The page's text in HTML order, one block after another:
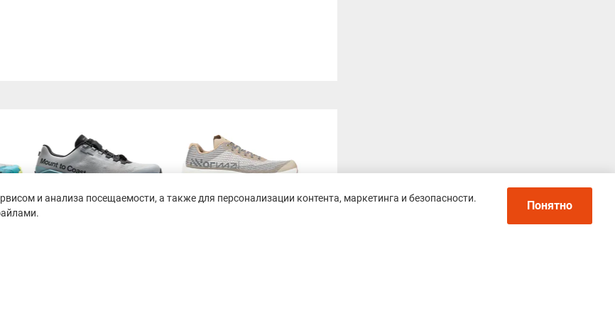
и анализа посещаемости, а также для персонализации контента, маркетинга и безопасности.
Понятно